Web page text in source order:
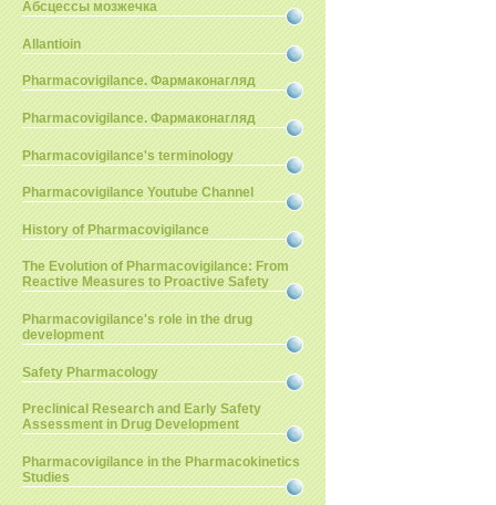
Абсцессы мозжечка
Allantioin
Pharmacovigilance. Фармаконагляд
Pharmacovigilance. Фармаконагляд
Pharmacovigilance's terminology
Pharmacovigilance Youtube Channel
History of Pharmacovigilance
The Evolution of Pharmacovigilance: From
Reactive Measures to Proactive Safety
Pharmacovigilance's role in the drug
development
Safety Pharmacology
Preclinical Research and Early Safety
Assessment in Drug Development
Pharmacovigilance in the Pharmacokinetics
Studies